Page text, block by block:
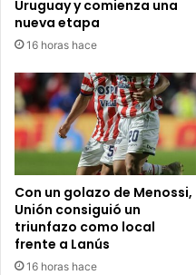
Uruguay y comienza una
nueva etapa
16 horas hace
Con un golazo de Menossi,
Unión consiguió un
triunfazo como local
frente a Lanús
16 horas hace